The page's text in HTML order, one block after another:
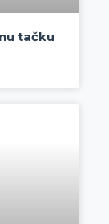
tačku